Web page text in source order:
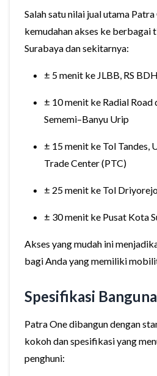
Salah satu nilai jual utama
kemudahan akses ke berbagai
Surabaya dan sekitarnya:
± 5 menit ke JLBB, RS
± 10 menit ke Radial Road
Sememi–Banyu Urip
± 15 menit ke Tol Tandes,
Trade Center (PTC)
± 25 menit ke Tol
± 30 menit ke Pusat Kota
Akses yang mudah ini
bagi Anda yang memiliki
Spesifikasi
Patra One dibangun dengan
kokoh dan spesifikasi yang
penghuni: